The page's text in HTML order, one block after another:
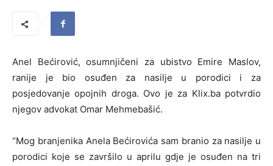
Anel Bećirović, osumnjičeni za ubistvo Emire Maslov,
ranije je bio osuđen za nasilje u porodici i za
posjedovanje opojnih droga. Ovo je za Klix.ba potvrdio
njegov advokat Omar Mehmebašić.
“Mog branjenika Anela Bećirovića sam branio za nasilje u
porodici koje se završilo u aprilu gdje je osuđen na tri